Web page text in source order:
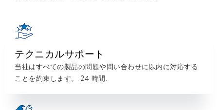
テクニカルサポート
当社はすべての製品の問題や問い合わせに以内に対応する
ことを約束します。 24 時間.